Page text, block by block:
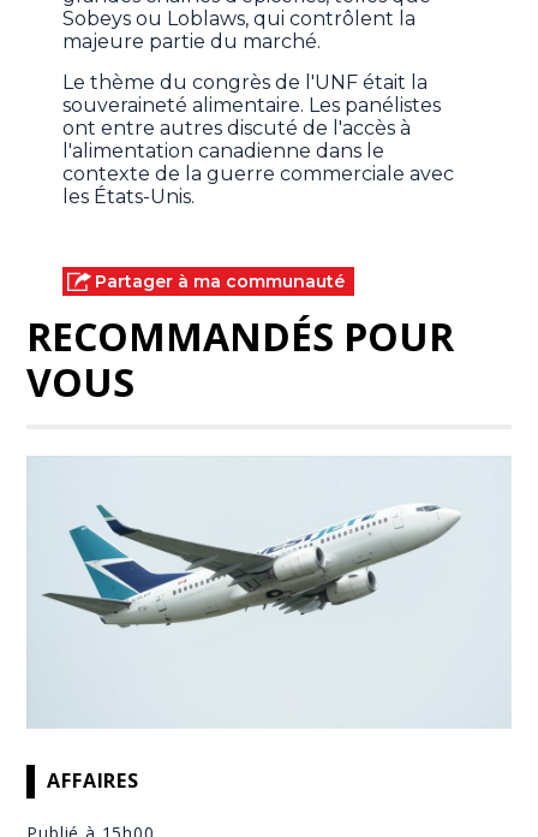
Sobeys ou Loblaws, qui contrôlent la
majeure partie du marché.
Le thème du congrès de l'UNF était la
souveraineté alimentaire. Les panélistes
ont entre autres discuté de l'accès à
l'alimentation canadienne dans le
contexte de la guerre commerciale avec
les États-Unis.
Partager à ma communauté
RECOMMANDÉS POUR
VOUS
AFFAIRES